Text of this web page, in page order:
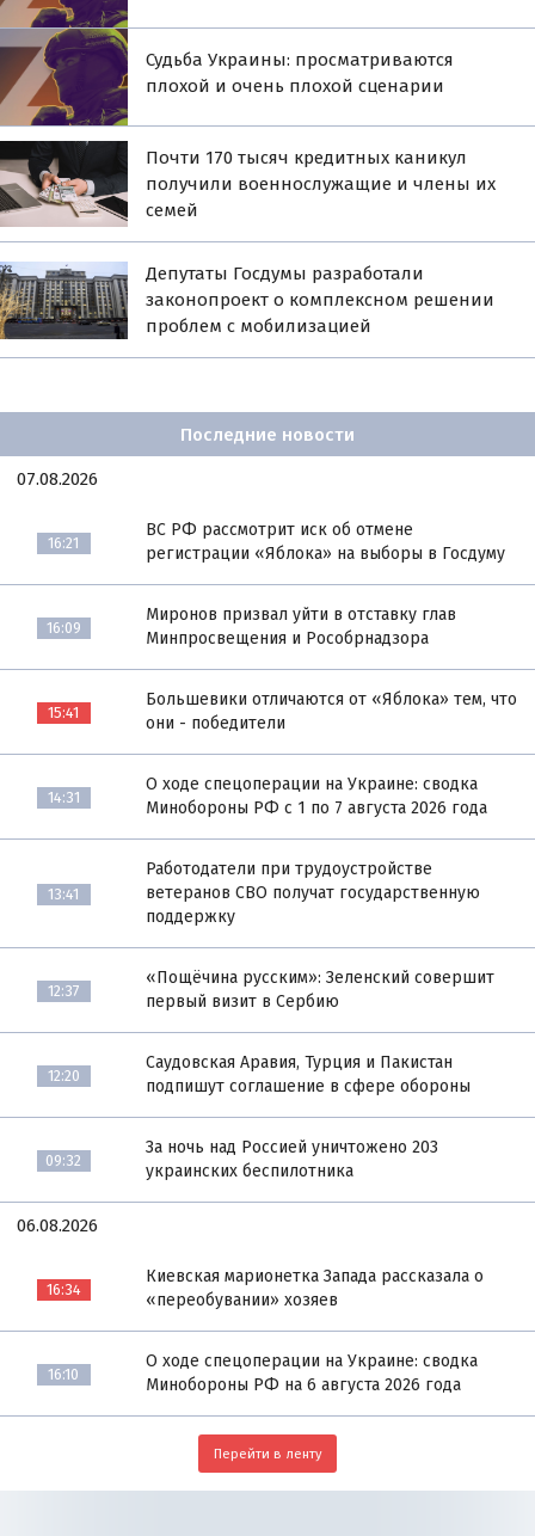
Судьба Украины: просматриваются
плохой и очень плохой сценарии
Почти 170 тысяч кредитных каникул
получили военнослужащие и члены их
семей
Депутаты Госдумы разработали
законопроект о комплексном решении
проблем с мобилизацией
Последние новости
07.08.2026
16:21
ВС РФ рассмотрит иск об отмене
регистрации «Яблока» на выборы в Госдуму
16:09
Миронов призвал уйти в отставку глав
Минпросвещения и Рособрнадзора
15:41
Большевики отличаются от «Яблока» тем, что
они - победители
14:31
О ходе спецоперации на Украине: сводка
Минобороны РФ с 1 по 7 августа 2026 года
13:41
Работодатели при трудоустройстве
ветеранов СВО получат государственную
поддержку
12:37
«Пощёчина русским»: Зеленский совершит
первый визит в Сербию
12:20
Саудовская Аравия, Турция и Пакистан
подпишут соглашение в сфере обороны
09:32
За ночь над Россией уничтожено 203
украинских беспилотника
06.08.2026
16:34
Киевская марионетка Запада рассказала о
«переобувании» хозяев
16:10
О ходе спецоперации на Украине: сводка
Минобороны РФ на 6 августа 2026 года
Перейти в ленту